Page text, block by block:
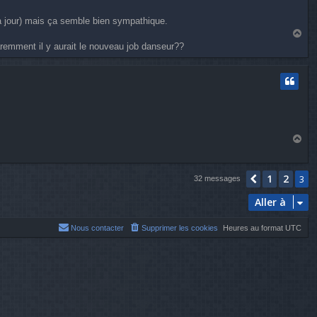
mais ça semble bien sympathique.
il y aurait le nouveau job danseur??
u
t
32 messages Précédente
1 2 3
Aller à
Heures au format UTC
Supprimer les cookies
Nous contacter